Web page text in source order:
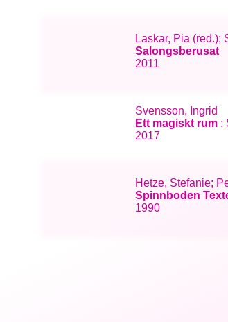
Laskar, Pia
Salongsberusat
2011
Svensson, Ingrid
Ett magiskt rum :
2017
Hetze, Stefanie;
Spinnboden
1990